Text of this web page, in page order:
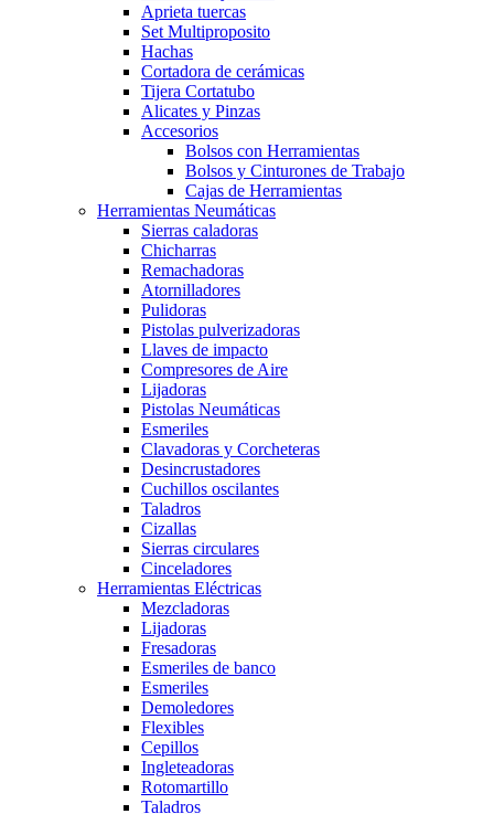
Aprieta tuercas
Set Multiproposito
Hachas
Cortadora de cerámicas
Tijera Cortatubo
Alicates y Pinzas
Accesorios
Bolsos con Herramientas
Bolsos y Cinturones de Trabajo
Cajas de Herramientas
Herramientas Neumáticas
Sierras caladoras
Chicharras
Remachadoras
Atornilladores
Pulidoras
Pistolas pulverizadoras
Llaves de impacto
Compresores de Aire
Lijadoras
Pistolas Neumáticas
Esmeriles
Clavadoras y Corcheteras
Desincrustadores
Cuchillos oscilantes
Taladros
Cizallas
Sierras circulares
Cinceladores
Herramientas Eléctricas
Mezcladoras
Lijadoras
Fresadoras
Esmeriles de banco
Esmeriles
Demoledores
Flexibles
Cepillos
Ingleteadoras
Rotomartillo
Taladros